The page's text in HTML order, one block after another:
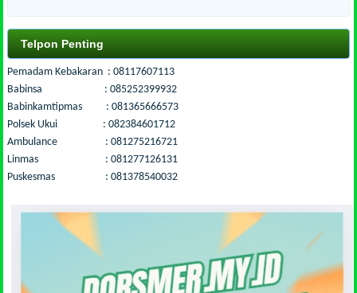
Telpon Penting
Pemadam Kebakaran : 08117607113
Babinsa : 085252399932
Babinkamtipmas : 081365666573
Polsek Ukui : 082384601712
Ambulance : 081275216721
Linmas : 081277126131
Puskesmas : 081378540032